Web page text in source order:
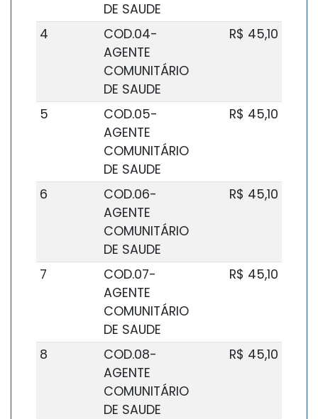
DE SAUDE
4
COD.04-
AGENTE
COMUNITÁRIO
DE SAUDE
R$ 45,10
5
COD.05-
AGENTE
COMUNITÁRIO
DE SAUDE
R$ 45,10
6
COD.06-
AGENTE
COMUNITÁRIO
DE SAUDE
R$ 45,10
7
COD.07-
AGENTE
COMUNITÁRIO
DE SAUDE
R$ 45,10
8
COD.08-
AGENTE
COMUNITÁRIO
DE SAUDE
R$ 45,10